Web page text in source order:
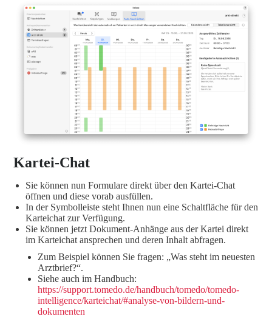
Kartei-Chat
Sie können nun Formulare direkt über den Kartei-Chat
öffnen und diese vorab ausfüllen.
In der Symbolleiste steht Ihnen nun eine Schaltfläche für den
Karteichat zur Verfügung.
Sie können jetzt Dokument-Anhänge aus der Kartei direkt
im Karteichat ansprechen und deren Inhalt abfragen.
Zum Beispiel können Sie fragen: „Was steht im neuesten
Arztbrief?“.
Siehe auch im Handbuch:
https://support.tomedo.de/handbuch/tomedo/tomedo-
intelligence/karteichat/#analyse-von-bildern-und-
dokumenten